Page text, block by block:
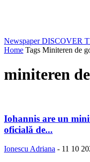
Newspaper DISCOVER
Home Tags Miniteren de
miniteren
Iohannis are un
oficială de...
Ionescu Adriana - 11 10